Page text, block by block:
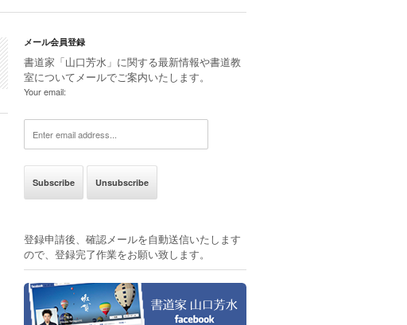
メール会員登録
書道家「山口芳水」に関する最新情報や書道教
室についてメールでご案内いたします。
Your email:
登録申請後、確認メールを自動送信いたします
ので、登録完了作業をお願い致します。